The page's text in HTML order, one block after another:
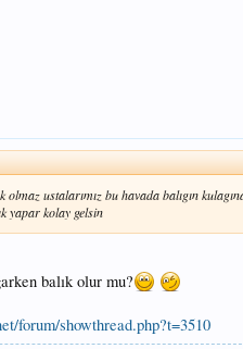
olmaz ustalarımız bu havada balıgın
yapar kolay gelsin
balık olur mu?
forum/showthread.php?t=3510